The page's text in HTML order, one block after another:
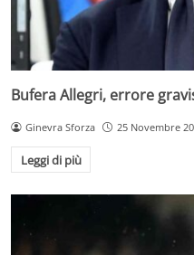
Bufera Allegri, errore
Ginevra Sforza 25 Novembre
Leggi di più